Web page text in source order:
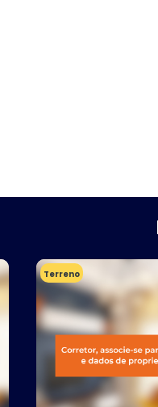
Terreno